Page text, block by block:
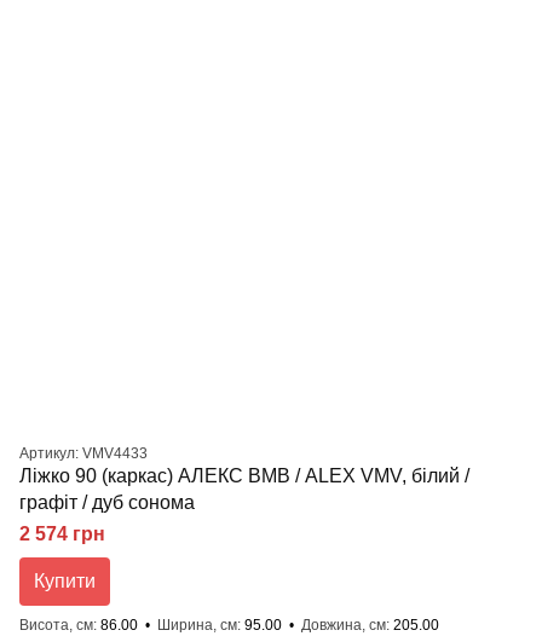
Артикул: VMV4433
Ліжко 90 (каркас) АЛЕКС ВМВ / ALEX VMV, білий /
графіт / дуб сонома
2 574 грн
Купити
Висота, см 86.00 Ширина, см 95.00 Довжина, см 205.00